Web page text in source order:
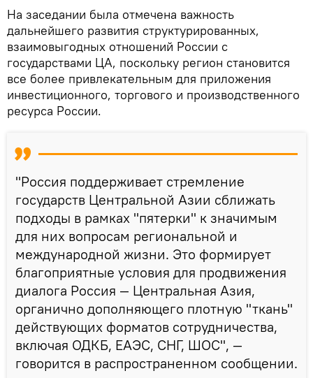
На заседании была отмечена важность
дальнейшего развития структурированных,
взаимовыгодных отношений России с
государствами ЦА, поскольку регион становится
все более привлекательным для приложения
инвестиционного, торгового и производственного
ресурса России.
"Россия поддерживает стремление
государств Центральной Азии сближать
подходы в рамках "пятерки" к значимым
для них вопросам региональной и
международной жизни. Это формирует
благоприятные условия для продвижения
диалога Россия — Центральная Азия,
органично дополняющего плотную "ткань"
действующих форматов сотрудничества,
включая ОДКБ, ЕАЭС, СНГ, ШОС", —
говорится в распространенном сообщении.